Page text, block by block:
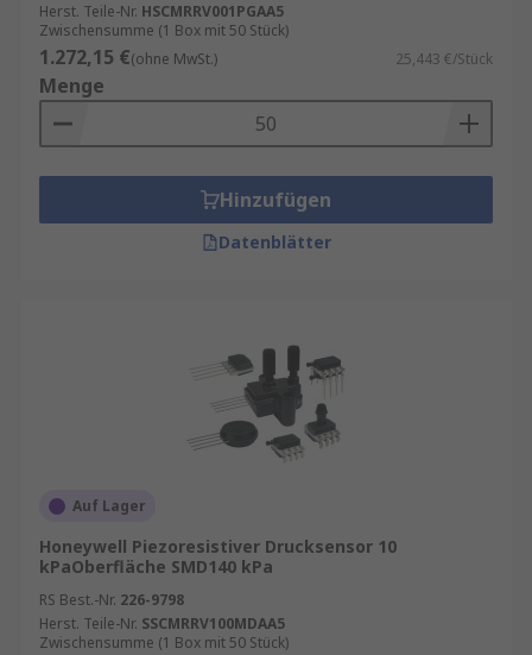
Herst. Teile-Nr. HSCMRRV001PGAA5
Zwischensumme (1 Box mit 50 Stück)
1.272,15 €(ohne MwSt.) 25,443 €/Stück
Menge
Hinzufügen
Datenblätter
Auf Lager
Honeywell Piezoresistiver Drucksensor 10
kPaOberfläche SMD140 kPa
RS Best.-Nr. 226-9798
Herst. Teile-Nr. SSCMRRV100MDAA5
Zwischensumme (1 Box mit 50 Stück)